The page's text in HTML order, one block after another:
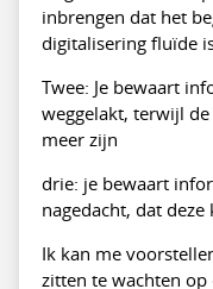
inbrengen dat het
digitalisering fluïde
Twee: Je bewaart
weggelakt, terwijl
meer zijn
drie: je bewaart
nagedacht, dat
Ik kan me
zitten te wachten